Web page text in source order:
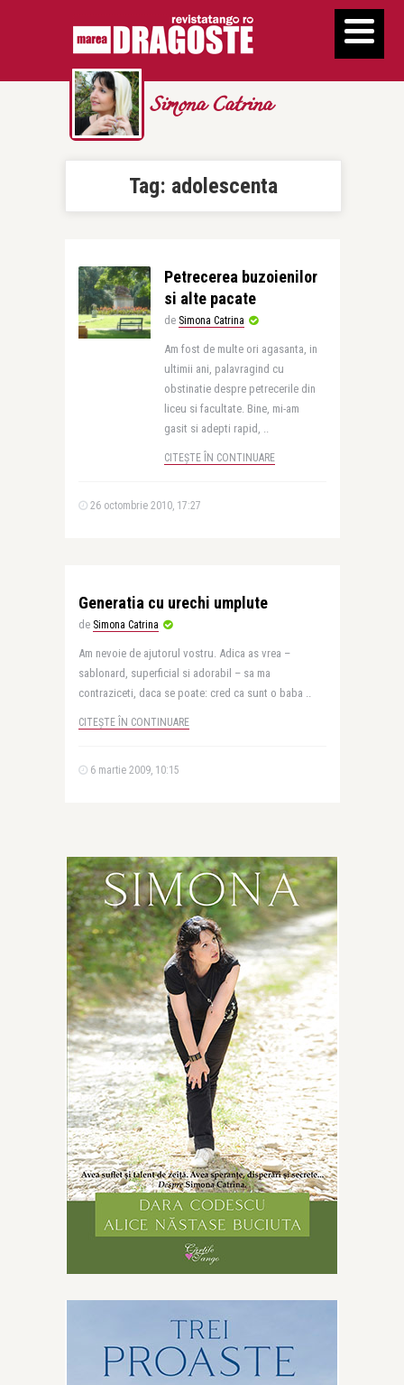
Simona Catrina
Tag: adolescenta
Petrecerea buzoienilor
si alte pacate
de Simona Catrina
Am fost de multe ori agasanta, in
ultimii ani, palavragind cu
obstinatie despre petrecerile din
liceu si facultate. Bine, mi-am
gasit si adepti rapid, ..
CITEȘTE ÎN CONTINUARE
26 octombrie 2010, 17:27
Generatia cu urechi umplute
de Simona Catrina
Am nevoie de ajutorul vostru. Adica as vrea –
sablonard, superficial si adorabil – sa ma
contraziceti, daca se poate: cred ca sunt o baba ..
CITEȘTE ÎN CONTINUARE
6 martie 2009, 10:15